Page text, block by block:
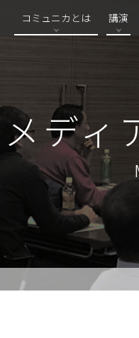
コミュニカとは 講演
メディ